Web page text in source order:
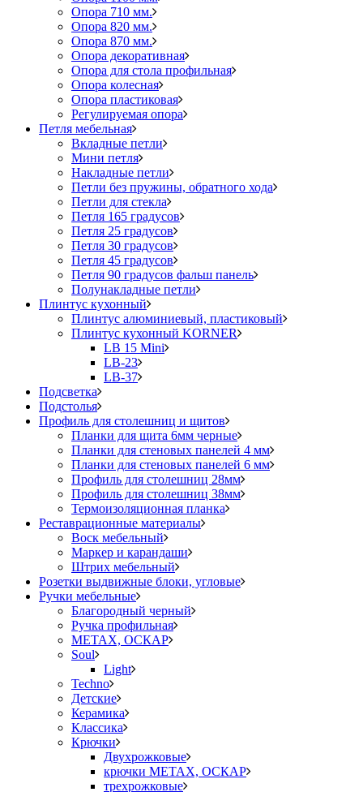
Опора 710 мм.
Опора 820 мм.
Опора 870 мм.
Опора декоративная
Опора для стола профильная
Опора колесная
Опора пластиковая
Регулируемая опора
Петля мебельная
Вкладные петли
Мини петля
Накладные петли
Петли без пружины, обратного хода
Петли для стекла
Петля 165 градусов
Петля 25 градусов
Петля 30 градусов
Петля 45 градусов
Петля 90 градусов фальш панель
Полунакладные петли
Плинтус кухонный
Плинтус алюминиевый, пластиковый
Плинтус кухонный KORNER
LB 15 Mini
LB-23
LB-37
Подсветка
Подстолья
Профиль для столешниц и щитов
Планки для щита 6мм черные
Планки для стеновых панелей 4 мм
Планки для стеновых панелей 6 мм
Профиль для столешниц 28мм
Профиль для столешниц 38мм
Термоизоляционная планка
Реставрационные материалы
Воск мебельный
Маркер и карандаши
Штрих мебельный
Розетки выдвижные блоки, угловые
Ручки мебельные
Благородный черный
Ручка профильная
METAX, ОСКАР
Soul
Light
Techno
Детские
Керамика
Классика
Крючки
Двухрожковые
крючки METAX, ОСКАР
трехрожковые